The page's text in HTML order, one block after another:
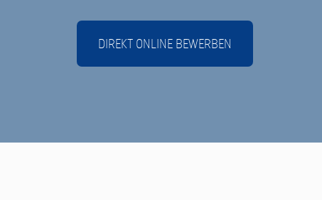
DIREKT ONLINE BEWERBEN